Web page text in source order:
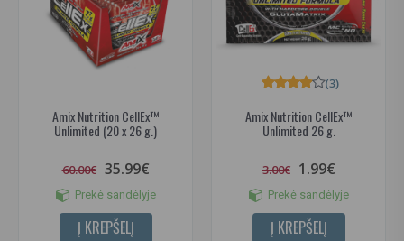
Amix Nutrition CellEx™
Unlimited (20 x 26 g.)
60.00€ 35.99€
Prekė sandėlyje
Į KREPŠELĮ
Amix Nutrition CellEx™
Unlimited 26 g.
(3)
3.00€ 1.99€
Prekė sandėlyje
Į KREPŠELĮ